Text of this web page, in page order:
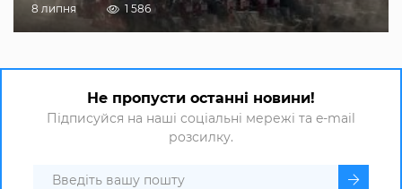
8 липня 1 586
Не пропусти останні новини!
Підписуйся на наші соціальні мережі та e-mail
розсилку.